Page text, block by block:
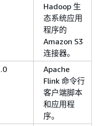
Hadoop 生
态系统应用
程序的
Amazon S3
连接器。
Apache
Flink 命令行
客户端脚本
和应用程
序。